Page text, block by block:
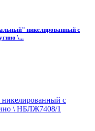
никелированный с
\...